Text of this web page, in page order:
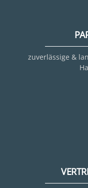
zuverlässige &